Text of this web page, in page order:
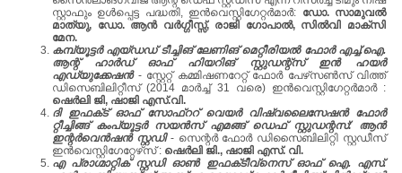
സ്റ്റാഫും ഉള്‍പ്പെട്ട പദ്ധതി, ഇന്‍വെസ്റ്റിഗേറ്റര്‍മാര്‍: ഡോ. സാമുവല്‍
മാത്യു, ഡോ. ആന്‍ വര്‍ഗ്ഗീസ്സ്‌, രാജി ഗോപാല്‍, സില്‍വി മാക്‌സി
മേന.
കമ്പ്യൂട്ടര്‍ എയ്‌ഡഡ്‌ ടീച്ചിങ്‌ ലേണിങ്‌ മെറ്റീരിയല്‍ ഫോര്‍ എച്ച്‌.ഐ.
ആന്റ്‌ ഹാര്‍ഡ്‌ ഓഫ്‌ ഹിയറിങ്‌ സ്റ്റുഡന്റ്‌സ്‌ ഇന്‍ ഹയര്‍
എഡ്യുക്കേഷന്‍ - സ്റ്റേറ്റ്‌ കമ്മിഷണറേറ്റ്‌ ഫോര്‍ പേഴ്‌സണ്‍സ്‌ വിത്ത്‌
ഡിസെബിലിറ്റീസ്‌ (2014 മാര്‍ച്ച്‌ 31 വരെ) ഇന്‍വെസ്റ്റിഗേറ്റര്‍മാര്‍ :
ഷെര്‍ലി ജി, ഷാജി എസ്‌.വി.
ദി ഇഫക്‌ട്‌ ഓഫ്‌ സോഫ്‌ററ്‌ വെയര്‍ വിഷ്വലൈസേഷന്‍ ഫോര്‍
റ്റീച്ചിങ്ങ്‌ കംപ്യൂട്ടര്‍ സയന്‍സ്‌ എമങ്ങ്‌ ഡെഫ്‌ സ്റ്റുഡന്റസ്‌: ആന്‍
ഇന്റര്‍വെന്‍ഷന്‍ സ്റ്റഡി - സെന്റര്‍ ഫോര്‍ ഡിസൈബിലിറ്റി സ്റ്റഡീസ്‌
ഇന്‍വെസ്റ്റിഗേറ്റേഴ്‌സ്‌ : ഷെര്‍ലി ജി., ഷാജി എസ്‌. വി.
എ പ്രാഗ്മാറ്റിക്‌ സ്റ്റഡി ഓണ്‍ ഇഫക്‌ടീവ്‌നെസ്‌ ഓഫ്‌ ഐ. എസ്‌.